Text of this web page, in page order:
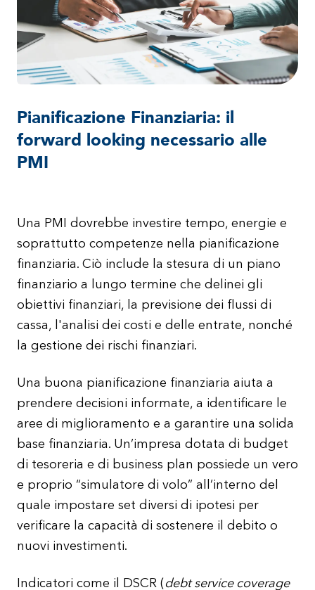
Pianificazione Finanziaria: il
forward looking necessario alle
PMI
Una PMI dovrebbe investire tempo, energie e
soprattutto competenze nella pianificazione
finanziaria. Ciò include la stesura di un piano
finanziario a lungo termine che delinei gli
obiettivi finanziari, la previsione dei flussi di
cassa, l'analisi dei costi e delle entrate, nonché
la gestione dei rischi finanziari.
Una buona pianificazione finanziaria aiuta a
prendere decisioni informate, a identificare le
aree di miglioramento e a garantire una solida
base finanziaria. Un’impresa dotata di budget
di tesoreria e di business plan possiede un vero
e proprio “simulatore di volo” all’interno del
quale impostare set diversi di ipotesi per
verificare la capacità di sostenere il debito o
nuovi investimenti.
Indicatori come il DSCR ( debt service coverage